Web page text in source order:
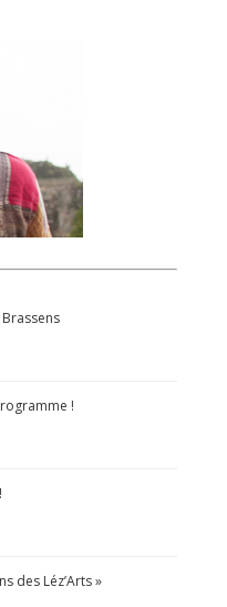
!
des Léz’Arts »